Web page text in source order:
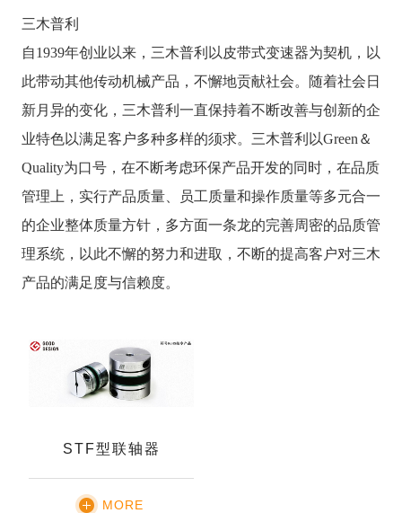
三木普利
自1939年创业以来，三木普利以皮带式变速器为契机，以
此带动其他传动机械产品，不懈地贡献社会。随着社会日
新月异的变化，三木普利一直保持着不断改善与创新的企
业特色以满足客户多种多样的须求。三木普利以Green＆
Quality为口号，在不断考虑环保产品开发的同时，在品质
管理上，实行产品质量、员工质量和操作质量等多元合一
的企业整体质量方针，多方面一条龙的完善周密的品质管
理系统，以此不懈的努力和进取，不断的提高客户对三木
产品的满足度与信赖度。
STF型联轴器
MORE